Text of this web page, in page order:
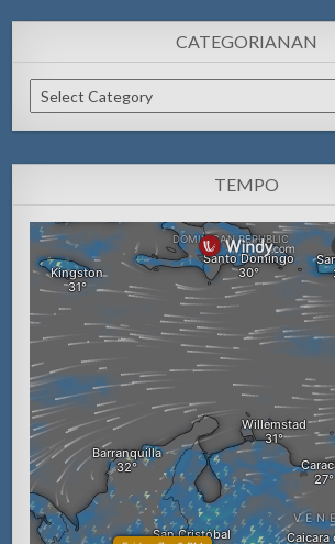
CATEGORIANAN
Categorianan
TEMPO